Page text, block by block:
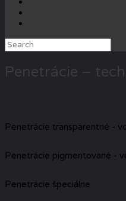
Search
Penetrácie –
Penetrácie transparentné -
Penetrácie pigmentované -
Penetrácie špeciálne